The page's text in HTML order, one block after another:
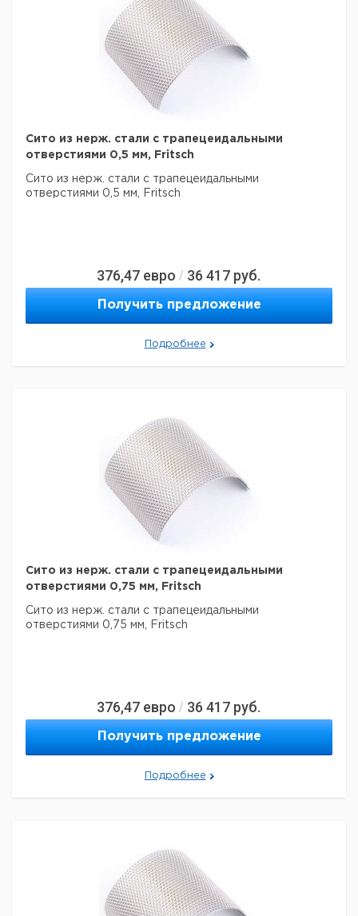
Сито из нерж. стали с трапецеидальными
отверстиями 0,5 мм, Fritsch
Сито из нерж. стали с трапецеидальными
отверстиями 0,5 мм, Fritsch
376,47 евро / 36 417 руб.
Получить предложение
Подробнее
Сито из нерж. стали с трапецеидальными
отверстиями 0,75 мм, Fritsch
Сито из нерж. стали с трапецеидальными
отверстиями 0,75 мм, Fritsch
376,47 евро / 36 417 руб.
Получить предложение
Подробнее